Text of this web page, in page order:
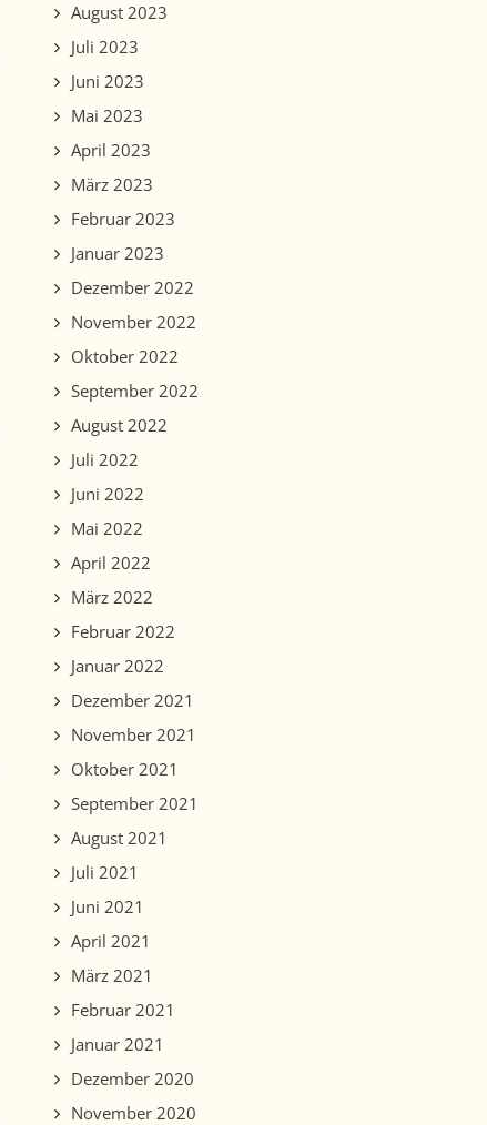
August 2023
Juli 2023
Juni 2023
Mai 2023
April 2023
März 2023
Februar 2023
Januar 2023
Dezember 2022
November 2022
Oktober 2022
September 2022
August 2022
Juli 2022
Juni 2022
Mai 2022
April 2022
März 2022
Februar 2022
Januar 2022
Dezember 2021
November 2021
Oktober 2021
September 2021
August 2021
Juli 2021
Juni 2021
April 2021
März 2021
Februar 2021
Januar 2021
Dezember 2020
November 2020